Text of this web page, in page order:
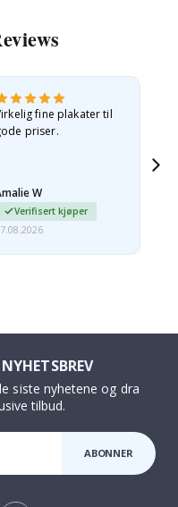
fine plakater til
priser.
W
Verifisert kjøper
siste nyhetene og dra
tilbud.
ABONNER